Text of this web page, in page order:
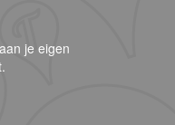
je eigen